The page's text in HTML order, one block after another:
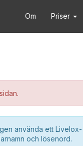
Om Priser
använda ett Livelox-
och lösenord.